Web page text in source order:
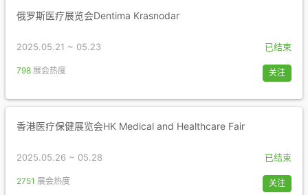
俄罗斯医疗展览会Dentima Krasnodar
2025.05.21 ~ 05.23 已结束
798 展会热度 关注
香港医疗保健展览会HK Medical and Healthcare Fair
2025.05.26 ~ 05.28 已结束
2751 展会热度 关注